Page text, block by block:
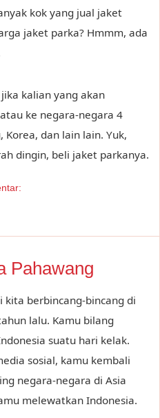
kok yang jual jaket
jaket parka? Hmmm, ada
kalian yang akan
ke negara-negara 4
Korea, dan lain lain. Yuk,
dingin, beli jaket parkanya.
Pahawang
berbincang-bincang di
lalu. Kamu bilang
suatu hari kelak.
sosial, kamu kembali
negara-negara di Asia
melewatkan Indonesia.